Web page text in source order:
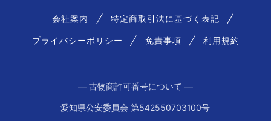
会社案内 特定商取引法に基づく表記
プライバシーポリシー 免責事項 利用規約
― 古物商許可番号について ―
愛知県公安委員会 第542550703100号